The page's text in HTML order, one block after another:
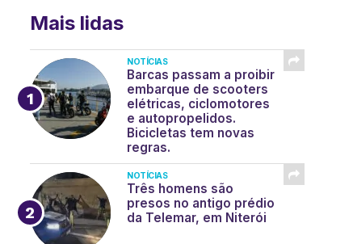
Mais lidas
NOTÍCIAS
Barcas passam a proibir
embarque de scooters
elétricas, ciclomotores
e autopropelidos.
Bicicletas tem novas
regras.
NOTÍCIAS
Três homens são
presos no antigo prédio
da Telemar, em Niterói